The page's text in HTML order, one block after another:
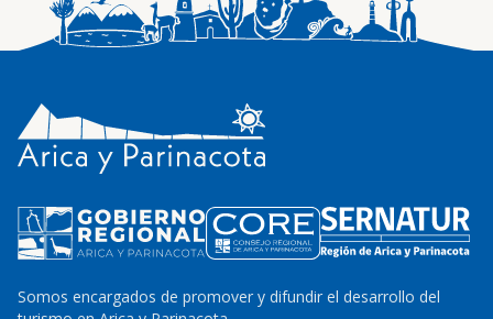
Somos encargados de promover y difundir el desarrollo del